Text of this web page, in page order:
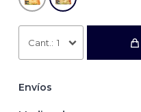
1
Envíos